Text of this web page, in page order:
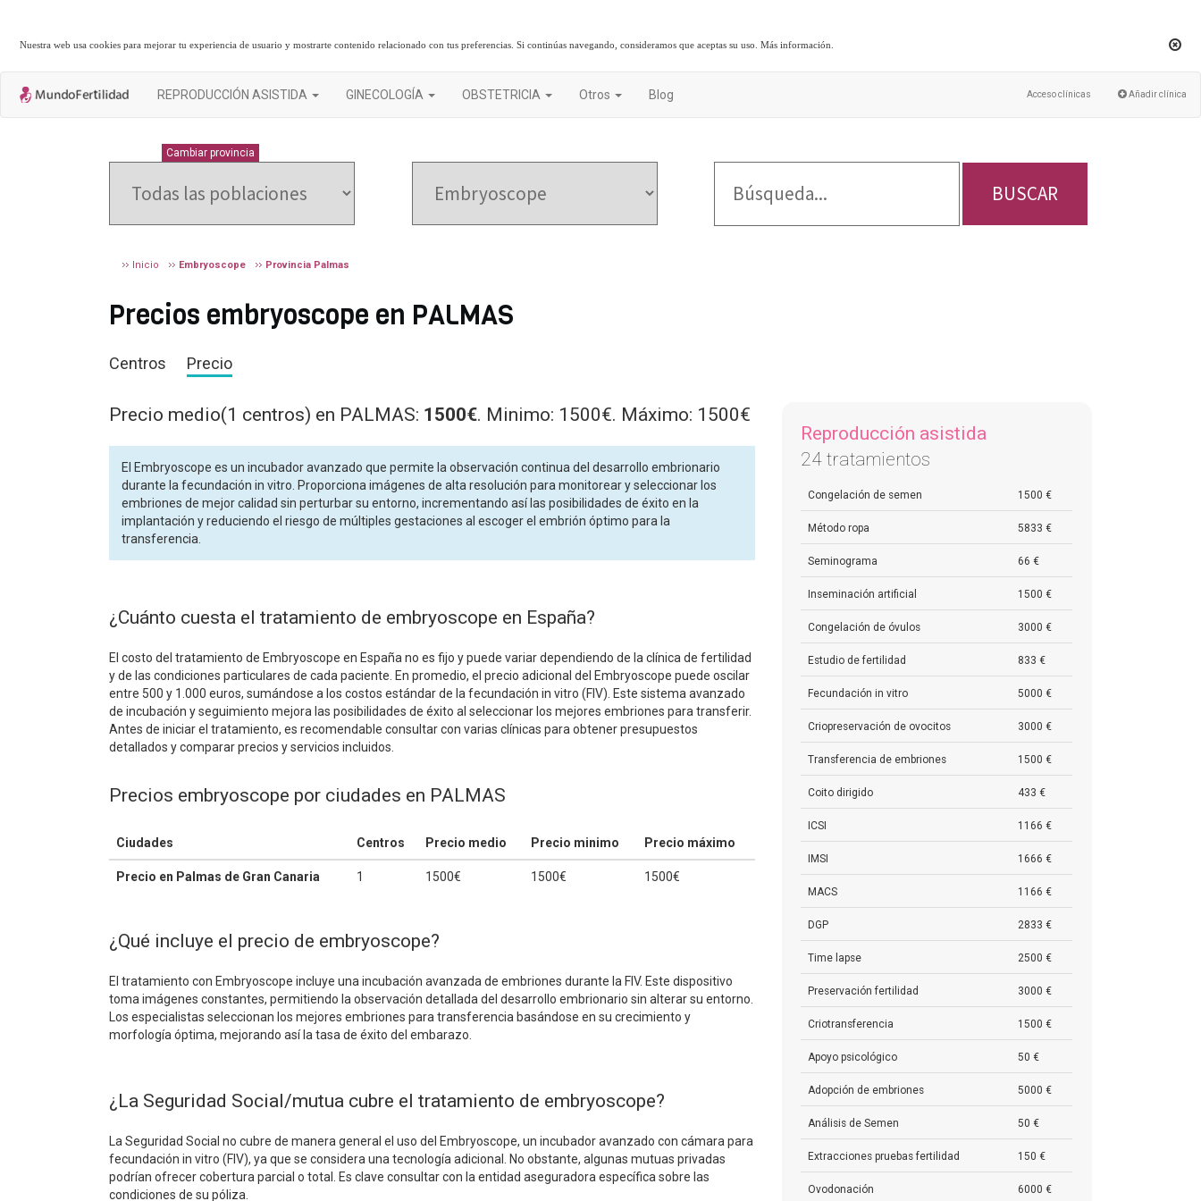
Nuestra web usa cookies para mejorar tu experiencia de usuario y mostrarte contenido relacionado con tus preferencias. Si continúas navegando, consideramos que aceptas su uso.Más información
REPRODUCCIÓN ASISTIDA GINECOLOGÍA OBSTETRICIA Otros Blog Acceso clínicas Añadir clínica
Cambiar provincia
BUSCAR
Inicio Embryoscope Provincia Palmas
Precios embryoscope en PALMAS
Centros Precio
Precio medio(1 centros) en PALMAS: 1500€. Minimo: 1500€. Máximo: 1500€
El Embryoscope es un incubador avanzado que permite la observación continua del desarrollo embrionario
durante la fecundación in vitro. Proporciona imágenes de alta resolución para monitorear y seleccionar los
embriones de mejor calidad sin perturbar su entorno, incrementando así las posibilidades de éxito en la
implantación y reduciendo el riesgo de múltiples gestaciones al escoger el embrión óptimo para la
transferencia.
¿Cuánto cuesta el tratamiento de embryoscope en España?
El costo del tratamiento de Embryoscope en España no es fijo y puede variar dependiendo de la clínica de fertilidad
y de las condiciones particulares de cada paciente. En promedio, el precio adicional del Embryoscope puede oscilar
entre 500 y 1.000 euros, sumándose a los costos estándar de la fecundación in vitro (FIV). Este sistema avanzado
de incubación y seguimiento mejora las posibilidades de éxito al seleccionar los mejores embriones para transferir.
Antes de iniciar el tratamiento, es recomendable consultar con varias clínicas para obtener presupuestos
detallados y comparar precios y servicios incluidos.
Precios embryoscope por ciudades en PALMAS
Ciudades Centros Precio medio Precio minimo Precio máximo
Precio en Palmas de Gran Canaria 1 1500€ 1500€ 1500€
¿Qué incluye el precio de embryoscope?
El tratamiento con Embryoscope incluye una incubación avanzada de embriones durante la FIV. Este dispositivo
toma imágenes constantes, permitiendo la observación detallada del desarrollo embrionario sin alterar su entorno.
Los especialistas seleccionan los mejores embriones para transferencia basándose en su crecimiento y
morfología óptima, mejorando así la tasa de éxito del embarazo.
¿La Seguridad Social/mutua cubre el tratamiento de embryoscope?
La Seguridad Social no cubre de manera general el uso del Embryoscope, un incubador avanzado con cámara para
fecundación in vitro (FIV), ya que se considera una tecnología adicional. No obstante, algunas mutuas privadas
podrían ofrecer cobertura parcial o total. Es clave consultar con la entidad aseguradora específica sobre las
condiciones de su póliza.
Reproducción asistida
24 tratamientos
Congelación de semen 1500 €
Método ropa 5833 €
Seminograma 66 €
Inseminación artificial 1500 €
Congelación de óvulos 3000 €
Estudio de fertilidad 833 €
Fecundación in vitro 5000 €
Criopreservación de ovocitos 3000 €
Transferencia de embriones 1500 €
Coito dirigido 433 €
ICSI 1166 €
IMSI 1666 €
MACS 1166 €
DGP 2833 €
Time lapse 2500 €
Preservación fertilidad 3000 €
Criotransferencia 1500 €
Apoyo psicológico 50 €
Adopción de embriones 5000 €
Análisis de Semen 50 €
Extracciones pruebas fertilidad 150 €
Ovodonación 6000 €